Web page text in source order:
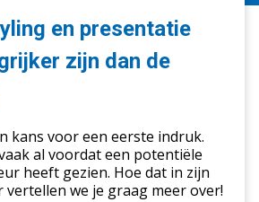
en presentatie
zijn dan de
kans voor een eerste indruk.
al voordat een potentiële
heeft gezien. Hoe dat in zijn
vertellen we je graag meer over!